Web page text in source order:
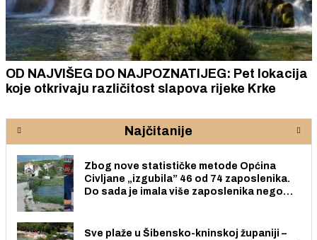
OD NAJVIŠEG DO NAJPOZNATIJEG: Pet lokacija
koje otkrivaju različitost slapova rijeke Krke
Najčitanije
Zbog nove statističke metode Općina
Civljane „izgubila” 46 od 74 zaposlenika.
Do sada je imala više zaposlenika nego
Sve plaže u Šibensko-kninskoj županiji –